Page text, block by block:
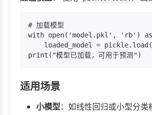
# 加载模型
with open('model.pkl', 'rb')
loaded_model =
适用场景
小模型：如线性回归或小型分类